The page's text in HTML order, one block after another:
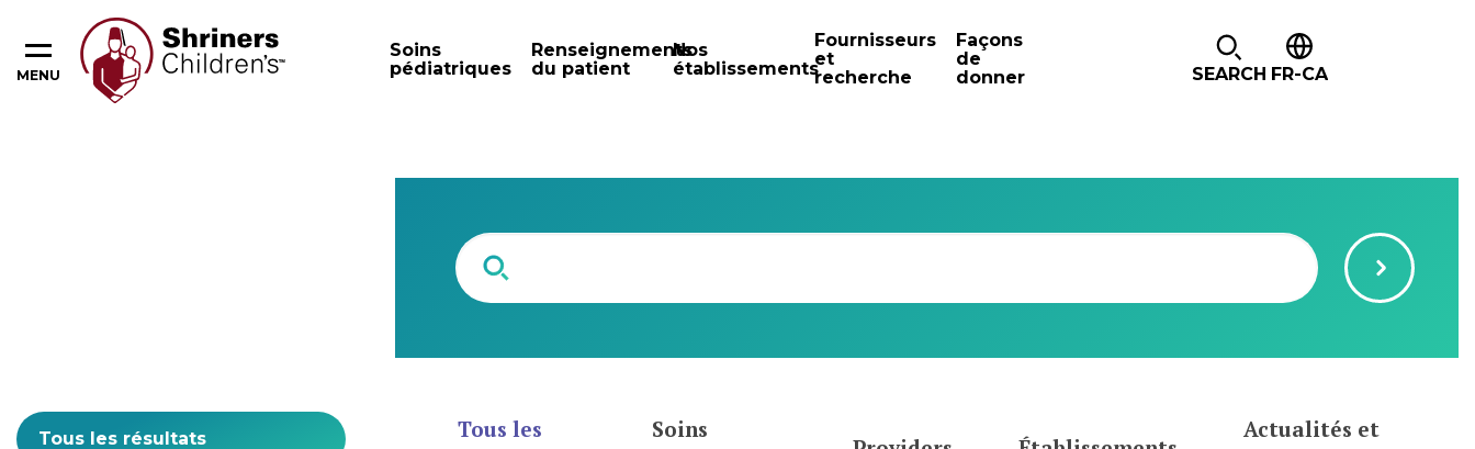
MENU
Soins
pédiatriques
Renseignements
du patient
Nos
établissements
Fournisseurs
et
recherche
Façons
de
donner
SEARCH FR-CA
Content Type
Tous les
Soins
Actualités et